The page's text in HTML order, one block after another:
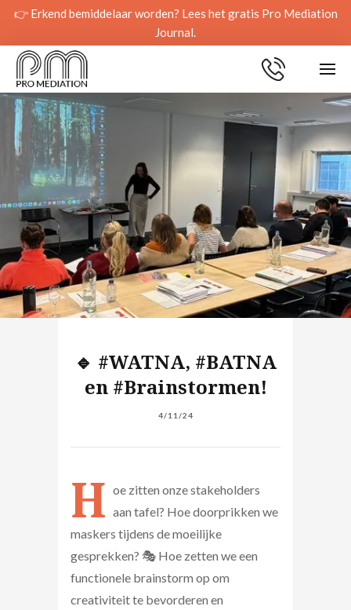
👉 Erkend bemiddelaar worden? Lees het gratis Pro Mediation
Journal.
🔹 #WATNA, #BATNA
en #Brainstormen!
4/11/24
H oe zitten onze stakeholders
aan tafel? Hoe doorprikken we
maskers tijdens de moeilijke
gesprekken? 🎭 Hoe zetten we een
functionele brainstorm op om
creativiteit te bevorderen en